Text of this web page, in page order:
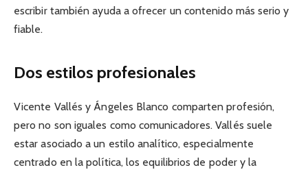
escribir también ayuda a ofrecer un contenido más serio y
fiable.
Dos estilos profesionales
Vicente Vallés y Ángeles Blanco comparten profesión,
pero no son iguales como comunicadores. Vallés suele
estar asociado a un estilo analítico, especialmente
centrado en la política, los equilibrios de poder y la